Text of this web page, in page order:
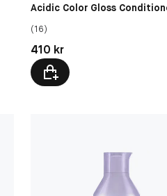
Acidic Color Gloss
(16)
Pris: 410 kr
410 kr